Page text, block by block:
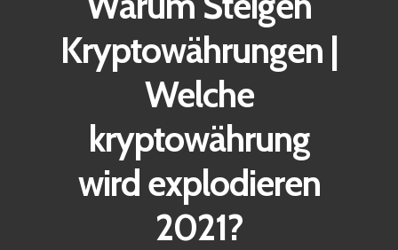
Kryptowährungen |
Welche
kryptowährung
wird explodieren
2021?